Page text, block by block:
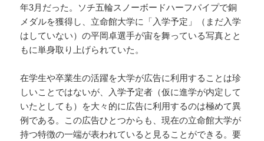
年3月だった。ソチ五輪スノーボードハーフパイプで銅
メダルを獲得し、立命館大学に「入学予定」（まだ入学
はしていない）の平岡卓選手が宙を舞っている写真とと
もに単身取り上げられていた。
在学生や卒業生の活躍を大学が広告に利用することは珍
しいことではないが、入学予定者（仮に進学が内定して
いたとしても）を大々的に広告に利用するのは極めて異
例である。この広告ひとつからも、現在の立命館大学が
持つ特徴の一端が表われていると見ることができる。要